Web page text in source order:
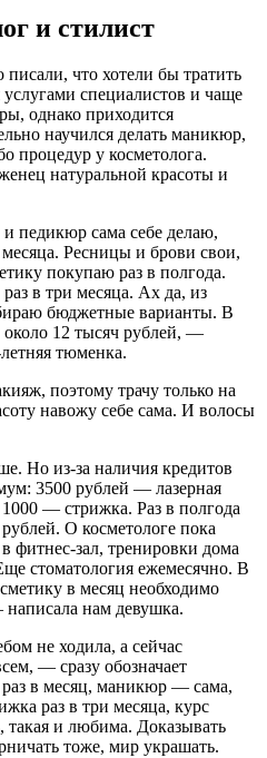
и стилист
что хотели бы тратить
услугами специалистов и чаще
однако приходится
научился делать маникюр,
процедур у косметолога.
натуральной красоты и
педикюр сама себе делаю,
Ресницы и брови свои,
покупаю раз в полгода.
в три месяца. Ах да, из
бюджетные варианты. В
около 12 тысяч рублей, —
тюменка.
поэтому трачу только на
навожу себе сама. И волосы
Но из-за наличия кредитов
3500 рублей — лазерная
— стрижка. Раз в полгода
О косметологе пока
фитнес-зал, тренировки дома
стоматология ежемесячно. В
в месяц необходимо
нам девушка.
не ходила, а сейчас
— сразу обозначает
в месяц, маникюр — сама,
раз в три месяца, курс
такая и любима. Доказывать
тоже, мир украшать.